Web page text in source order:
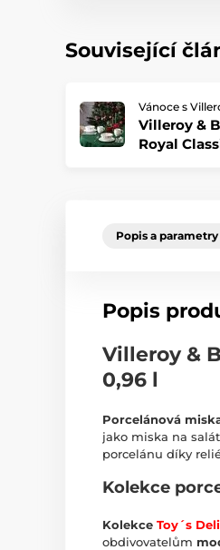
Související
Vánoce s
Villeroy &
Royal
Popis a parametry
Popis
Villeroy &
0,96 l
Porcelánová
jako miska na
porcelánu díky
Kolekce
Kolekce Toy´s
obdivovatelům